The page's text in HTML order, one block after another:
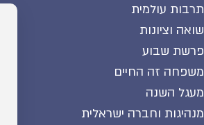
תרבות עולמית
שואה וציונות
פרשת שבוע
משפחה זה החיים
מעגל השנה
מנהיגות וחברה ישראלית